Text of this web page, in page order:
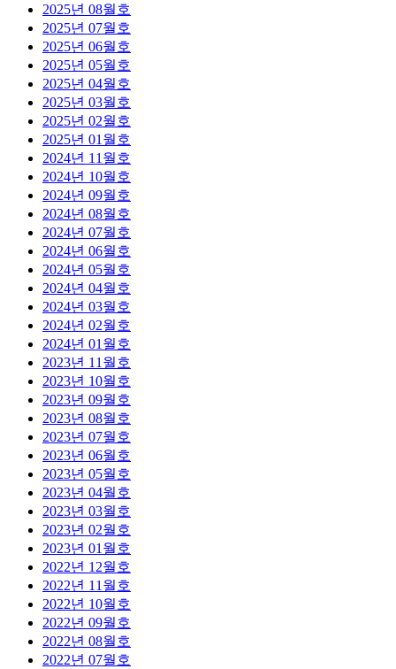
2025년 08월호
2025년 07월호
2025년 06월호
2025년 05월호
2025년 04월호
2025년 03월호
2025년 02월호
2025년 01월호
2024년 11월호
2024년 10월호
2024년 09월호
2024년 08월호
2024년 07월호
2024년 06월호
2024년 05월호
2024년 04월호
2024년 03월호
2024년 02월호
2024년 01월호
2023년 11월호
2023년 10월호
2023년 09월호
2023년 08월호
2023년 07월호
2023년 06월호
2023년 05월호
2023년 04월호
2023년 03월호
2023년 02월호
2023년 01월호
2022년 12월호
2022년 11월호
2022년 10월호
2022년 09월호
2022년 08월호
2022년 07월호